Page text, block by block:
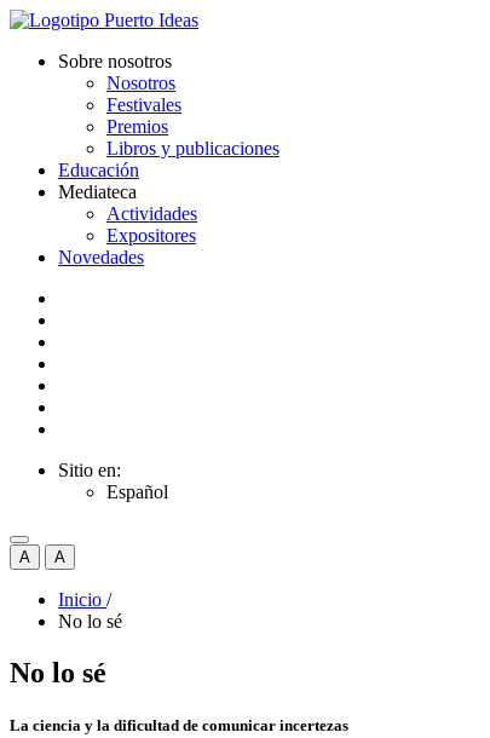
Sobre nosotros
Nosotros
Festivales
Premios
Libros y publicaciones
Educación
Mediateca
Actividades
Expositores
Novedades
Sitio en:
Español
A A
Inicio /
No lo sé
No lo sé
La ciencia y la dificultad de comunicar incertezas